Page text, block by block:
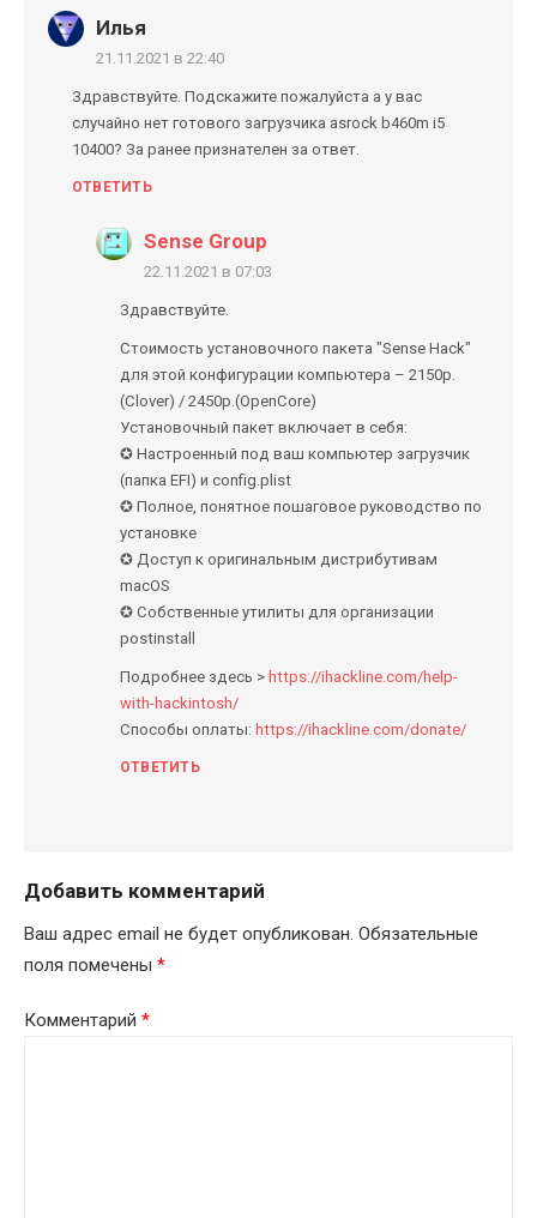
Илья
21.11.2021 в 22:40
Здравствуйте. Подскажите пожалуйста а у вас
случайно нет готового загрузчика asrock b460m i5
10400? За ранее признателен за ответ.
ОТВЕТИТЬ
Sense Group
22.11.2021 в 07:03
Здравствуйте.
Стоимость установочного пакета "Sense Hack"
для этой конфигурации компьютера – 2150р.
(Clover) / 2450р.(OpenCore)
Установочный пакет включает в себя:
✪ Настроенный под ваш компьютер загрузчик
(папка EFI) и config.plist
✪ Полное, понятное пошаговое руководство по
установке
✪ Доступ к оригинальным дистрибутивам
macOS
✪ Собственные утилиты для организации
postinstall
Подробнее здесь > https://ihackline.com/help-
with-hackintosh/
Способы оплаты: https://ihackline.com/donate/
ОТВЕТИТЬ
Добавить комментарий
Ваш адрес email не будет опубликован. Обязательные
поля помечены *
Комментарий *